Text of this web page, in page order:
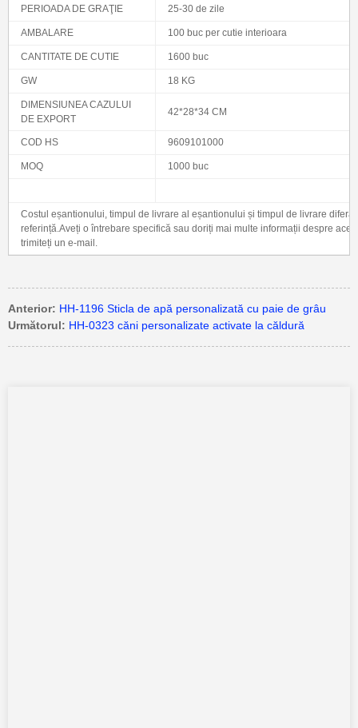
PERIOADA DE GRAŢIE 25-30 de zile
AMBALARE 100 buc per cutie interioara
CANTITATE DE CUTIE 1600 buc
GW 18 KG
DIMENSIUNEA CAZULUI
DE EXPORT
42*28*34 CM
COD HS 9609101000
MOQ 1000 buc
Costul eșantionului, timpul de livrare al eșantionului și timpul de livrare
referință.Aveți o întrebare specifică sau doriți mai multe informații despre
trimiteți un e-mail.
Anterior: HH-1196 Sticla de apă personalizată cu paie de grâu
Următorul: HH-0323 căni personalizate activate la căldură